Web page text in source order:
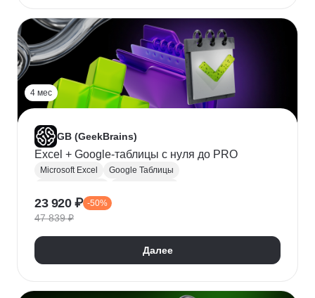
4 мес
GB (GeekBrains)
Excel + Google-таблицы с нуля до PRO
Microsoft Excel
Google Таблицы
23 920 ₽ -50%
47 839 ₽
Далее